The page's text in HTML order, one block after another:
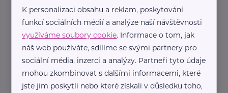
Nový program naučí, jak poskytnout první
psychickou pomoc v práci i v rodině
Duševní zdraví Komunikace Podpora a pomoc
K personalizaci obsahu a reklam, poskytování
funkcí sociálních médií a analýze naší návštěvnosti
využíváme soubory cookie. Informace o tom, jak
náš web používáte, sdílíme se svými partnery pro
sociální média, inzerci a analýzy. Partneři tyto údaje
mohou zkombinovat s dalšími informacemi, které
jste jim poskytli nebo které získali v důsledku toho,